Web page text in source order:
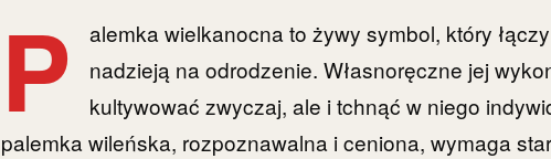
P
alemka wielkanocna to żywy symbol, który
nadzieją na odrodzenie. Własnoręczne jej
kultywować zwyczaj, ale i tchnąć w niego
palemka wileńska, rozpoznawalna i ceniona, wymaga